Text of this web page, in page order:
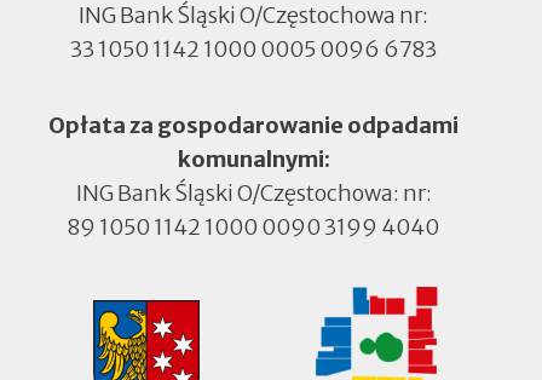
ING Bank Śląski O/Częstochowa nr:
33 1050 1142 1000 0005 0096 6783
Opłata za gospodarowanie odpadami
komunalnymi:
ING Bank Śląski O/Częstochowa: nr:
89 1050 1142 1000 0090 3199 4040